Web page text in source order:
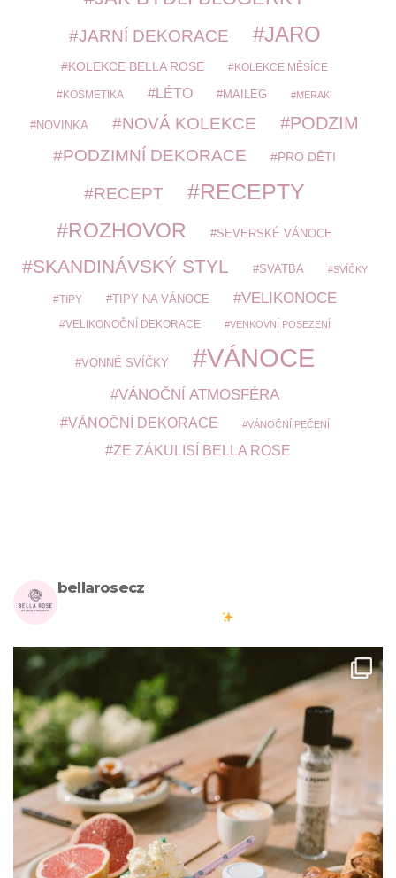
JARNÍ DEKORACE JARO
KOLEKCE BELLA ROSE KOLEKCE MĚSÍCE
KOSMETIKA LÉTO MAILEG MERAKI
NOVINKA NOVÁ KOLEKCE PODZIM
PODZIMNÍ DEKORACE PRO DĚTI
RECEPT RECEPTY
ROZHOVOR SEVERSKÉ VÁNOCE
SKANDINÁVSKÝ STYL SVATBA SVÍČKY
TIPY TIPY NA VÁNOCE VELIKONOCE
VELIKONOČNÍ DEKORACE VENKOVNÍ POSEZENÍ
VONNÉ SVÍČKY VÁNOCE
VÁNOČNÍ ATMOSFÉRA
VÁNOČNÍ DEKORACE VÁNOČNÍ PEČENÍ
ZE ZÁKULISÍ BELLA ROSE
bellarosecz